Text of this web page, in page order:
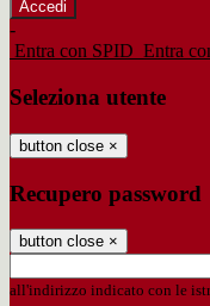
-
Entra con SPID Entra
Seleziona utente
button close ×
Recupero password
button close ×
all'indirizzo indicato con le